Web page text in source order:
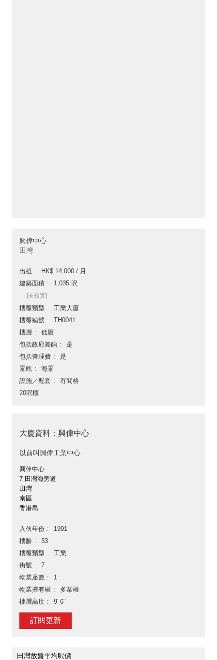
興偉中心
田灣
出租
HK$ 14,000 / 月
建築面積
1,035 呎
[未核實]
樓盤類型
工業大廈
樓盤編號
TH0041
樓層
低層
包括政府差餉
是
包括管理費
是
景觀
海景
設施／配套
冇間格
20呎櫃
大廈資料：興偉中心
以前叫興偉工業中心
興偉中心
7 田灣海旁道
田灣
南區
香港島
入伙年份
1991
樓齡
33
樓盤類型
工業
街號
7
物業座數
1
物業擁有權
多業權
樓層高度
9' 6"
訂閱更新
田灣放盤平均呎價